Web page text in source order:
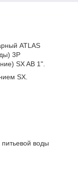
ATLAS
3P
SX AB 1".
SX.
воды